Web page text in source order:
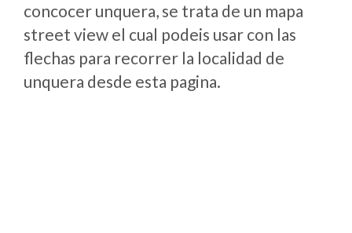
concocer unquera, se trata de un mapa
street view el cual podeis usar con las
flechas para recorrer la localidad de
unquera desde esta pagina.